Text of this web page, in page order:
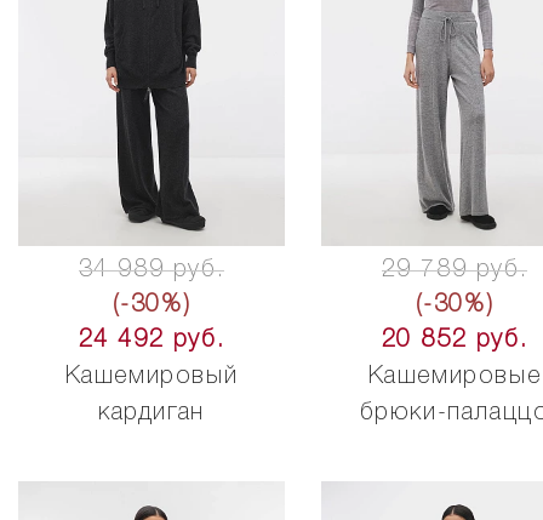
34 989 руб.
(-30%)
24 492 руб.
Кашемировый
кардиган
29 789 руб.
(-30%)
20 852 руб.
Кашемировые
брюки-